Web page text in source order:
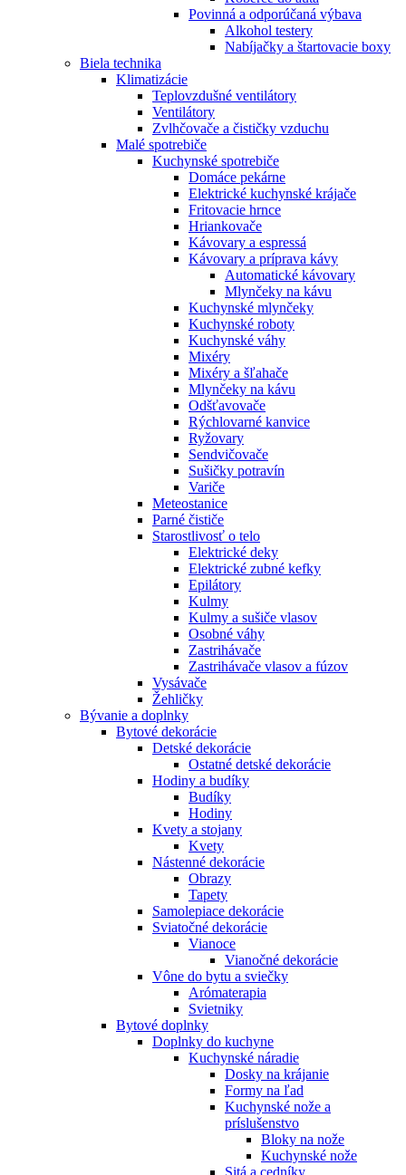
Povinná a odporúčaná výbava
Alkohol testery
Nabíjačky a štartovacie boxy
Biela technika
Klimatizácie
Teplovzdušné ventilátory
Ventilátory
Zvlhčovače a čističky vzduchu
Malé spotrebiče
Kuchynské spotrebiče
Domáce pekárne
Elektrické kuchynské krájače
Fritovacie hrnce
Hriankovače
Kávovary a espressá
Kávovary a príprava kávy
Automatické kávovary
Mlynčeky na kávu
Kuchynské mlynčeky
Kuchynské roboty
Kuchynské váhy
Mixéry
Mixéry a šľahače
Mlynčeky na kávu
Odšťavovače
Rýchlovarné kanvice
Ryžovary
Sendvičovače
Sušičky potravín
Variče
Meteostanice
Parné čističe
Starostlivosť o telo
Elektrické deky
Elektrické zubné kefky
Epilátory
Kulmy
Kulmy a sušiče vlasov
Osobné váhy
Zastrihávače
Zastrihávače vlasov a fúzov
Vysávače
Žehličky
Bývanie a doplnky
Bytové dekorácie
Detské dekorácie
Ostatné detské dekorácie
Hodiny a budíky
Budíky
Hodiny
Kvety a stojany
Kvety
Nástenné dekorácie
Obrazy
Tapety
Samolepiace dekorácie
Sviatočné dekorácie
Vianoce
Vianočné dekorácie
Vône do bytu a sviečky
Arómaterapia
Svietniky
Bytové doplnky
Doplnky do kuchyne
Kuchynské náradie
Dosky na krájanie
Formy na ľad
Kuchynské nože a
príslušenstvo
Bloky na nože
Kuchynské nože
Sitá a cedníky